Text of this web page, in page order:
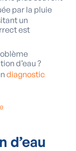
par la pluie
un
est
d’eau ?
diagnostic
d’eau